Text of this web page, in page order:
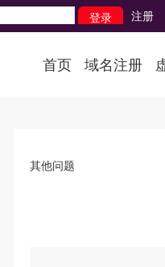
注册
首页 域名注册
其他问题